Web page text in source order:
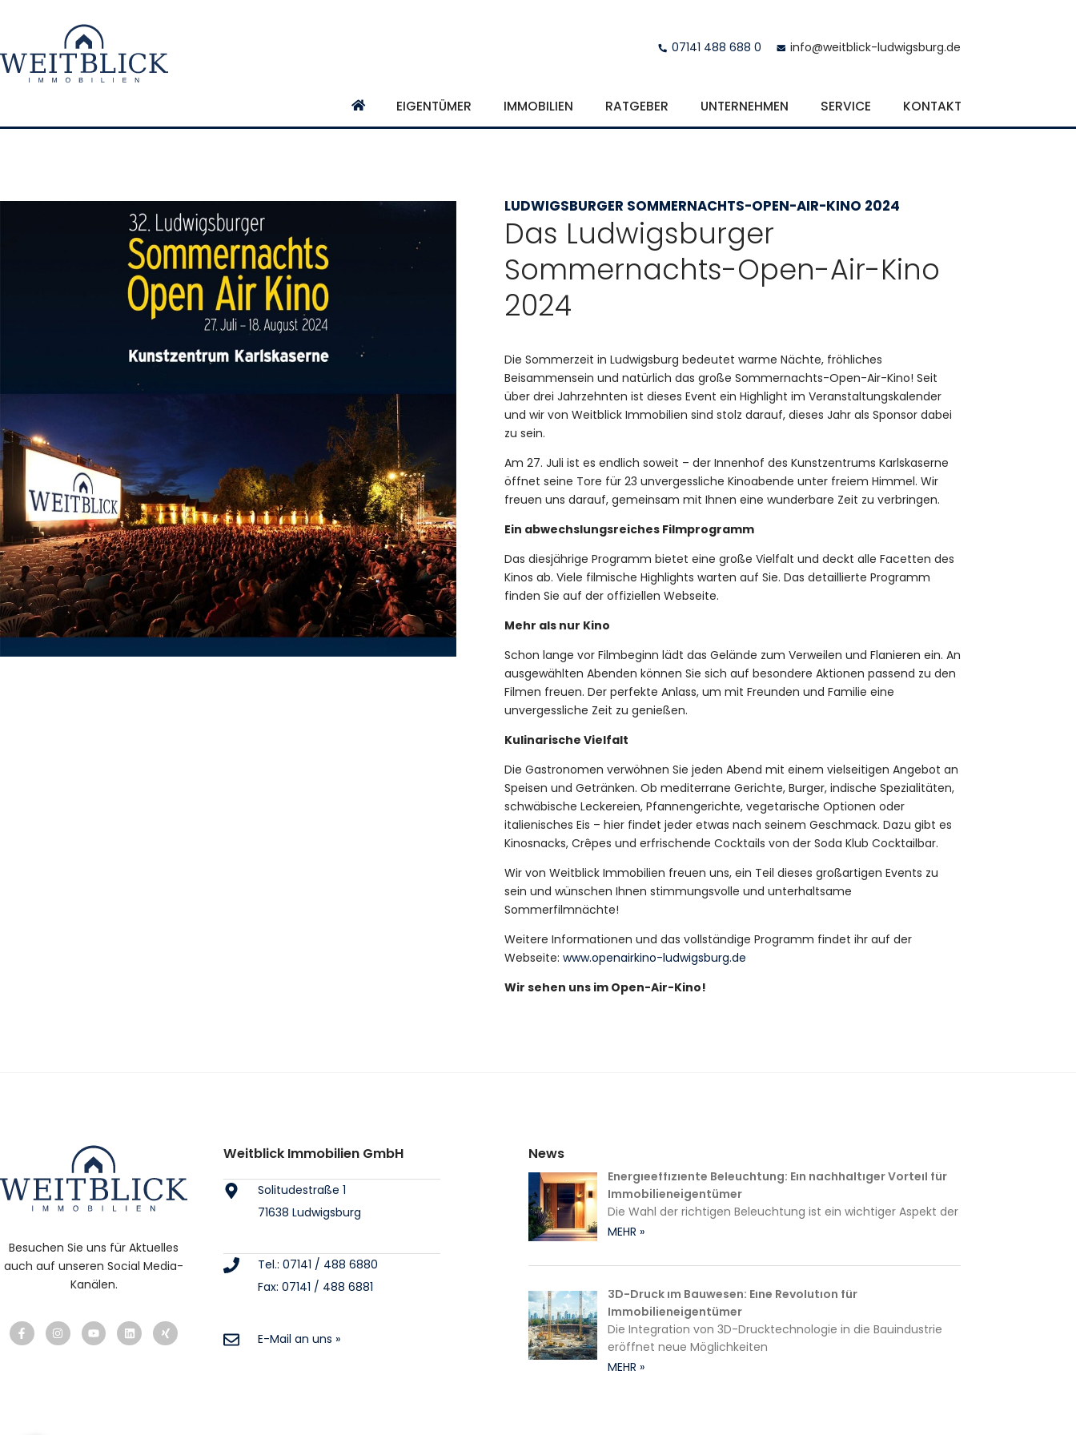
07141 488 688 0 info@weitblick-ludwigsburg.de
EIGENTÜMER IMMOBILIEN RATGEBER UNTERNEHMEN SERVICE KONTAKT
LUDWIGSBURGER SOMMERNACHTS-OPEN-AIR-KINO 2024
Das Ludwigsburger
Sommernachts-Open-Air-Kino
2024
Die Sommerzeit in Ludwigsburg bedeutet warme Nächte, fröhliches
Beisammensein und natürlich das große Sommernachts-Open-Air-Kino! Seit
über drei Jahrzehnten ist dieses Event ein Highlight im Veranstaltungskalender
und wir von Weitblick Immobilien sind stolz darauf, dieses Jahr als Sponsor dabei
zu sein.
Am 27. Juli ist es endlich soweit – der Innenhof des Kunstzentrums Karlskaserne
öffnet seine Tore für 23 unvergessliche Kinoabende unter freiem Himmel. Wir
freuen uns darauf, gemeinsam mit Ihnen eine wunderbare Zeit zu verbringen.
Ein abwechslungsreiches Filmprogramm
Das diesjährige Programm bietet eine große Vielfalt und deckt alle Facetten des
Kinos ab. Viele filmische Highlights warten auf Sie. Das detaillierte Programm
finden Sie auf der offiziellen Webseite.
Mehr als nur Kino
Schon lange vor Filmbeginn lädt das Gelände zum Verweilen und Flanieren ein. An
ausgewählten Abenden können Sie sich auf besondere Aktionen passend zu den
Filmen freuen. Der perfekte Anlass, um mit Freunden und Familie eine
unvergessliche Zeit zu genießen.
Kulinarische Vielfalt
Die Gastronomen verwöhnen Sie jeden Abend mit einem vielseitigen Angebot an
Speisen und Getränken. Ob mediterrane Gerichte, Burger, indische Spezialitäten,
schwäbische Leckereien, Pfannengerichte, vegetarische Optionen oder
italienisches Eis – hier findet jeder etwas nach seinem Geschmack. Dazu gibt es
Kinosnacks, Crêpes und erfrischende Cocktails von der Soda Klub Cocktailbar.
Wir von Weitblick Immobilien freuen uns, ein Teil dieses großartigen Events zu
sein und wünschen Ihnen stimmungsvolle und unterhaltsame
Sommerfilmnächte!
Weitere Informationen und das vollständige Programm findet ihr auf der
Webseite: www.openairkino-ludwigsburg.de
Wir sehen uns im Open-Air-Kino!
Besuchen Sie uns für Aktuelles
auch auf unseren Social Media-
Kanälen.
Weitblick Immobilien GmbH
Solitudestraße 1
71638 Ludwigsburg
Tel.: 07141 / 488 6880
Fax: 07141 / 488 6881
E-Mail an uns »
News
Energieeffiziente Beleuchtung: Ein nachhaltiger Vorteil für
Immobilieneigentümer
Die Wahl der richtigen Beleuchtung ist ein wichtiger Aspekt der
MEHR »
3D-Druck im Bauwesen: Eine Revolution für
Immobilieneigentümer
Die Integration von 3D-Drucktechnologie in die Bauindustrie
eröffnet neue Möglichkeiten
MEHR »